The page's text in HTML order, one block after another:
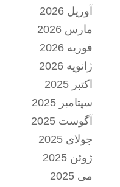
آوریل 2026
مارس 2026
فوریه 2026
ژانویه 2026
اکتبر 2025
سپتامبر 2025
آگوست 2025
جولای 2025
ژوئن 2025
می 2025